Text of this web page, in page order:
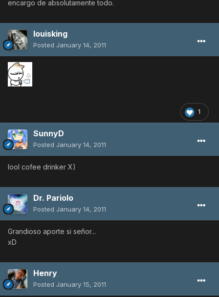
encargo de absolutamente todo.
louisking
Posted January 14, 2011
1
SunnyD
Posted January 14, 2011
lool cofee drinker X)
Dr. Pariolo
Posted January 14, 2011
Grandioso aporte si señor...
xD
Henry
Posted January 15, 2011